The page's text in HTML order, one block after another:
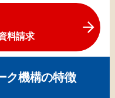
料請求
ク機構の特徴